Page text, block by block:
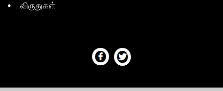
விருதுகள்